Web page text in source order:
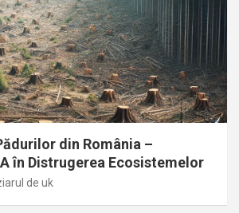
din România –
în Distrugerea Ecosistemelor
de uk